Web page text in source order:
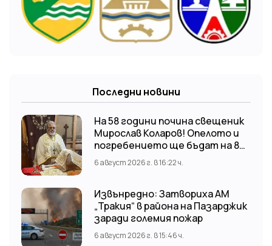
Последни новини
На 58 години почина свещеник
Мирослав Коларов! Опелото и
погребението ще бъдат на 8
август (събота) от 11:00 часа в
храм “Св. Св. Козма и Дамян”, гр.
6 август 2026 г. в 16:22 ч.
Извънредно: Затвориха АМ
„Тракия“ в района на Пазарджик
заради големия пожар
6 август 2026 г. в 15:46 ч.